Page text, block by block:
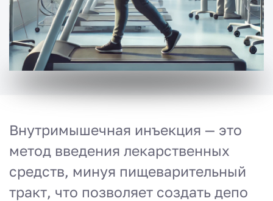
Внутримышечная инъекция — это
метод введения лекарственных
средств, минуя пищеварительный
тракт, что позволяет создать депо